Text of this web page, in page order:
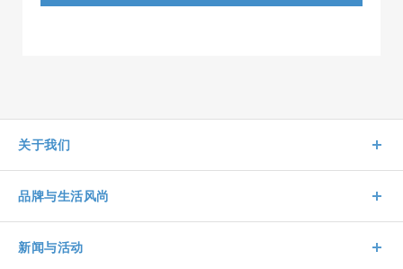
关于我们
品牌与生活风尚
新闻与活动